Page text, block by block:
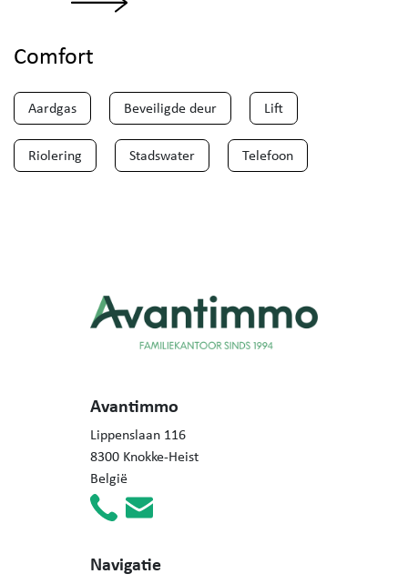
Comfort
Aardgas Beveiligde deur Lift
Riolering Stadswater Telefoon
Avantimmo
Lippenslaan 116
8300 Knokke-Heist
België
Navigatie